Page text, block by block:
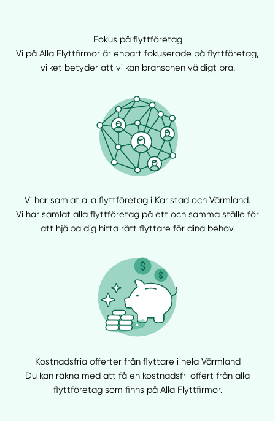
Fokus på flyttföretag
Vi på Alla Flyttfirmor är enbart fokuserade på flyttföretag,
vilket betyder att vi kan branschen väldigt bra.
Vi har samlat alla flyttföretag i Karlstad och Värmland.
Vi har samlat alla flyttföretag på ett och samma ställe för
att hjälpa dig hitta rätt flyttare för dina behov.
Kostnadsfria offerter från flyttare i hela Värmland
Du kan räkna med att få en kostnadsfri offert från alla
flyttföretag som finns på Alla Flyttfirmor.